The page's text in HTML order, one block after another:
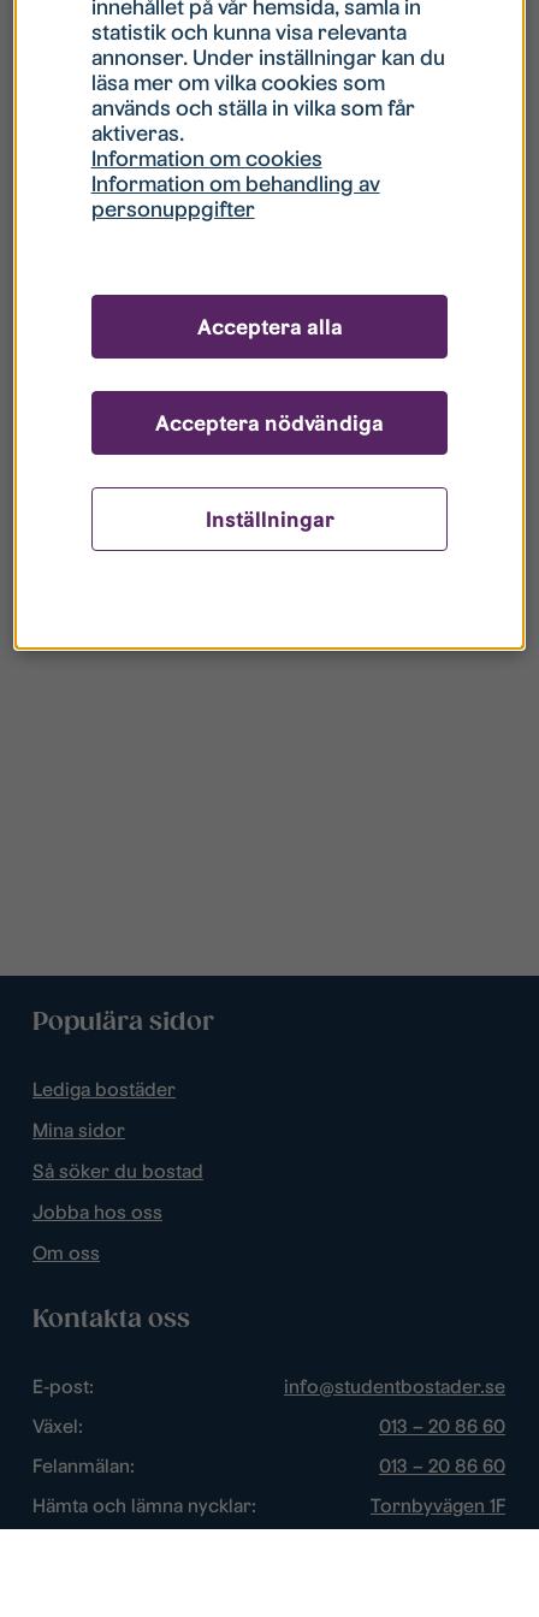
Hur gör jag om mitt konto är låst?
Hur gör jag när jag glömt mitt lösenord?
Vad innebär Gästkonto/Gästanvändare?
Populära sidor
Lediga bostäder
Mina sidor
Så söker du bostad
Jobba hos oss
Om oss
Kontakta oss
E-post:
info@studentbostader.se
Växel:
013 – 20 86 60
Felanmälan:
013 – 20 86 60
Hämta och lämna nycklar:
Tornbyvägen 1F
innehållet på vår hemsida, samla in
statistik och kunna visa relevanta
annonser. Under inställningar kan du
läsa mer om vilka cookies som
används och ställa in vilka som får
aktiveras.
Information om cookies
Information om behandling av
personuppgifter
Inställningar
Acceptera nödvändiga
Acceptera alla